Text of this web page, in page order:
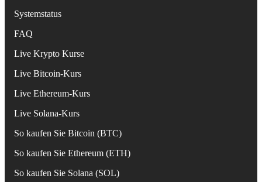
Systemstatus
FAQ
Live Krypto Kurse
Live Bitcoin-Kurs
Live Ethereum-Kurs
Live Solana-Kurs
So kaufen Sie Bitcoin (BTC)
So kaufen Sie Ethereum (ETH)
So kaufen Sie Solana (SOL)